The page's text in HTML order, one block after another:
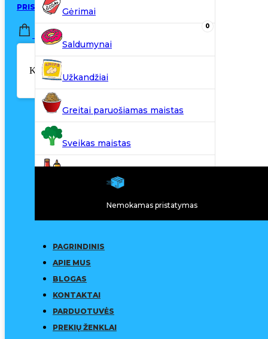
PRISIJUNGTI / REGISTRUOTIS
0,00€
Krepšelyje nėra produktų.
0
Gėrimai
Saldumynai
Užkandžiai
Greitai paruošiamas maistas
Sveikas maistas
Kiti produktai
Nemokamas pristatymas
PAGRINDINIS
APIE MUS
BLOGAS
KONTAKTAI
PARDUOTUVĖS
PREKIŲ ŽENKLAI